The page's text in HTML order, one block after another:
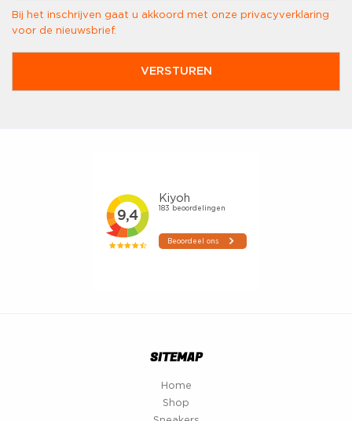
Bij het inschrijven gaat u akkoord met onze privacyverklaring
voor de nieuwsbrief.
SITEMAP
Home
Shop